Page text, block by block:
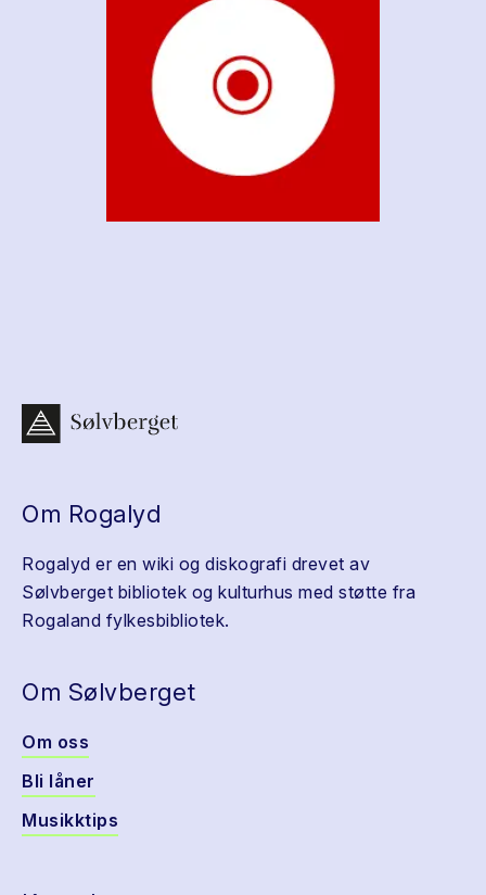
Om Rogalyd
Rogalyd er en wiki og diskografi drevet av
Sølvberget bibliotek og kulturhus med støtte fra
Rogaland fylkesbibliotek.
Om Sølvberget
Om oss
Bli låner
Musikktips